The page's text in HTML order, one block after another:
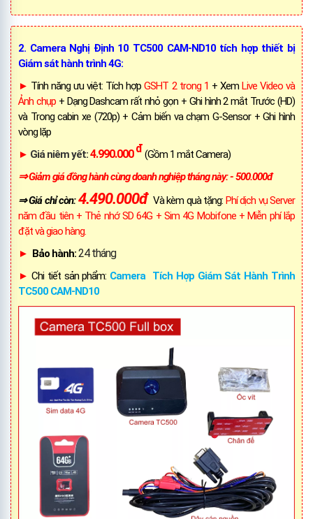
2. Camera Nghị Định 10 TC500 CAM-ND10 tích hợp thiết bị
Giám sát hành trình 4G:
► Tính năng ưu việt: Tích hợpGSHT 2 trong 1 + Xem Live Video và
Ảnh chụp+ Dạng Dashcam rất nhỏ gọn + Ghi hình 2 mắt Trước (HD)
và Trong cabin xe (720p) + Cảm biến va chạm G-Sensor + Ghi hình
vòng lặp
► Giá niêm yết:4.990.000đ(Gồm 1 mắt Camera)
⇒Giảm giá đồng hành cùng doanh nghiệp tháng này: - 500.000đ
⇒ Giá chỉ còn: 4.490.000đ Và kèm quà tặng: Phí dịch vụ Server
năm đầu tiên + Thẻ nhớ SD 64G + Sim 4G Mobifone + Miễn phí lắp
đặt và giao hàng.
► Bảo hành:24 tháng
► Chi tiết sản phẩm: Camera Tích Hợp Giám Sát Hành Trình
TC500 CAM-ND10